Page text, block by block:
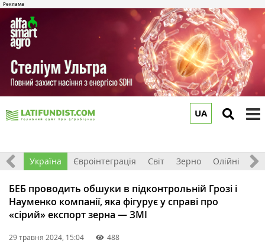
UA
Все Україна Євроінтеграція Світ Зерно Олійні
БЕБ проводить обшуки в підконтрольній Грозі і
Науменко компанії, яка фігурує у справі про
«сірий» експорт зерна — ЗМІ
29 травня 2024, 15:04 488